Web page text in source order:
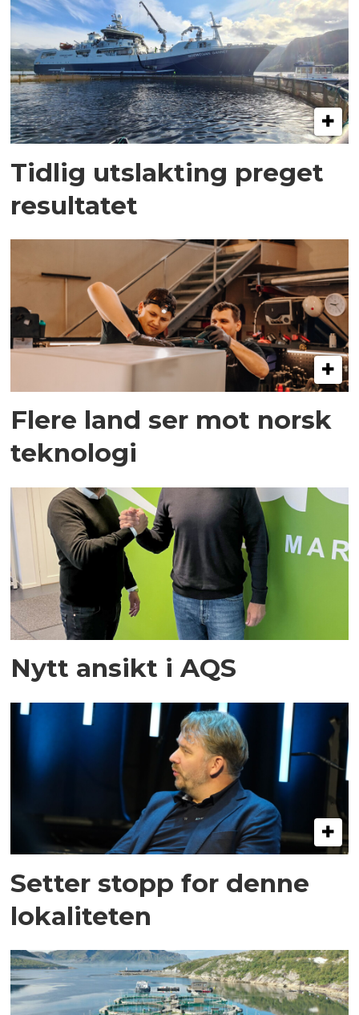
Tidlig utslakting preget
resultatet
Flere land ser mot norsk
teknologi
Nytt ansikt i AQS
Setter stopp for denne
lokaliteten